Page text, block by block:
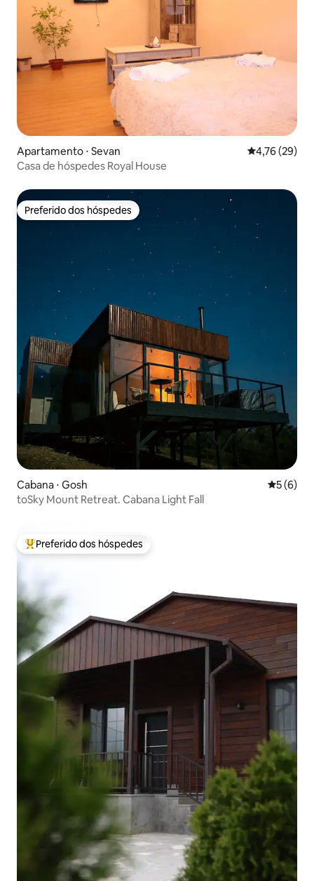
Apartamento ⋅ Sevan 4,76 de uma
4,76 (29)
Casa de hóspedes Royal House
Preferido dos hóspedes
Preferido dos hóspedes
Cabana ⋅ Gosh 5 de
5 (6)
toSky Mount Retreat. Cabana Light Fall
Entre os melhores preferidos dos hóspedes
Preferido dos hóspedes